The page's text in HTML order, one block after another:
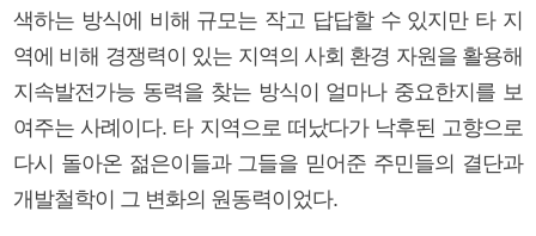
색하는 방식에 비해 규모는 작고 답답할 수 있지만 타 지
역에 비해 경쟁력이 있는 지역의 사회 환경 자원을 활용해
지속발전가능 동력을 찾는 방식이 얼마나 중요한지를 보
여주는 사례이다. 타 지역으로 떠났다가 낙후된 고향으로
다시 돌아온 젊은이들과 그들을 믿어준 주민들의 결단과
개발철학이 그 변화의 원동력이었다.